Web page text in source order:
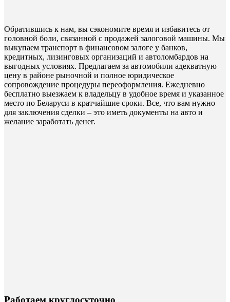
Обратившись к нам, вы сэкономите время и избавитесь от
головной боли, связанной с продажей залоговой машины. Мы
выкупаем транспорт в финансовом залоге у банков,
кредитных, лизинговых организаций и автоломбардов на
выгодных условиях. Предлагаем за автомобили адекватную
цену в районе рыночной и полное юридическое
сопровождение процедуры переоформления. Ежедневно
бесплатно выезжаем к владельцу в удобное время и указанное
место по Беларуси в кратчайшие сроки. Все, что вам нужно
для заключения сделки – это иметь документы на авто и
желание заработать денег.
Работаем круглосуточно